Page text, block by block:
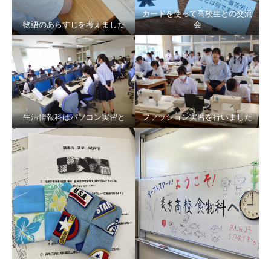
物語のあらすじを考えました
カードを使って高校生との交流
会
生活情報科はパソコン実習と ファッション実習を行いました